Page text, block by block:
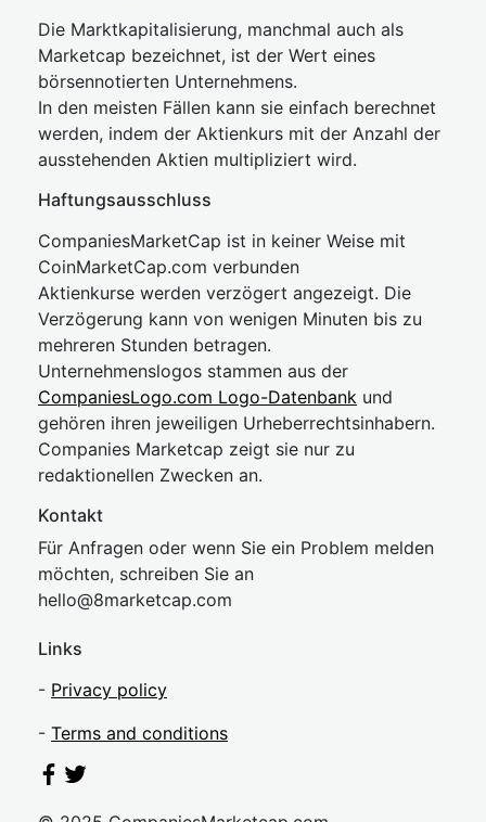
Die Marktkapitalisierung, manchmal auch als
Marketcap bezeichnet, ist der Wert eines
börsennotierten Unternehmens.
In den meisten Fällen kann sie einfach berechnet
werden, indem der Aktienkurs mit der Anzahl der
ausstehenden Aktien multipliziert wird.
Haftungsausschluss
CompaniesMarketCap ist in keiner Weise mit
CoinMarketCap.com verbunden
Aktienkurse werden verzögert angezeigt. Die
Verzögerung kann von wenigen Minuten bis zu
mehreren Stunden betragen.
Unternehmenslogos stammen aus der
CompaniesLogo.com Logo-Datenbank und
gehören ihren jeweiligen Urheberrechtsinhabern.
Companies Marketcap zeigt sie nur zu
redaktionellen Zwecken an.
Kontakt
Für Anfragen oder wenn Sie ein Problem melden
möchten, schreiben Sie an
hello@8marketcap.com
Links
- Privacy policy
- Terms and conditions